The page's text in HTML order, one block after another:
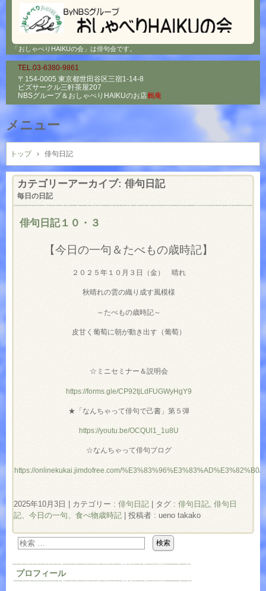
「おしゃべりHAIKUの会」は俳句会です。
TEL.03-6380-9861
〒154-0005 東京都世田谷区三宿1-14-8
ビズサークル三軒茶屋207
NBSグループ＆ おしゃべりHAIKUのお店鶫庵
メニュー
コ
ン
テ
ン
へ
トップ › 俳句日記
カテゴリーアーカイブ: 俳句日記
毎日の日記
俳句日記１０・３
【今日の一句＆たべもの歳時記】
２０２５年１０月３日（金） 晴れ
秋晴れの雲の織り成す風模様
～たべもの歳時記～
皮甘く葡萄に朝が動き出す（葡萄）
☆ミニセミナー＆説明会
https://forms.gle/CP92tjLdFUGWyHgY9
★「なんちゃって俳句で己書」第５弾
https://youtu.be/OCQUl1_1u8U
☆なんちゃって俳句ブログ
https://onlinekukai.jimdofree.com/%E3%83%96%E3%83%AD%E3%82%B0/
2025年10月3日 | カテゴリー : 俳句日記 | タグ : 俳句日記 俳句日
記、今日の一句、食べ物歳時記 | 投稿者 : ueno takako
プロフィール